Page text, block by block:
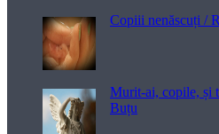
Copiii nenăscuți /
Murit-ai, copile, și
Buțu